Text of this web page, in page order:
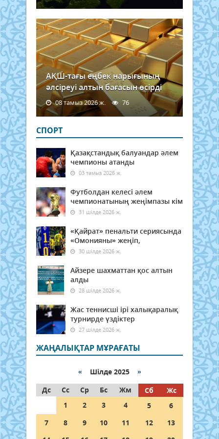
Ал...
АҚШ-тағы еңбек нарығының
әлсіреуі алтын бағасын өсірді
08 тамыз 2026 ж. 76
СПОРТ
Қазақстандық балуандар әлем
чемпионы атанды
03 тамыз 2026 ж.
Футболдан келесі әлем
чемпионатының жеңімпазы кім
31 шілде 2026 ж.
«Қайрат» пенальти сериясында
«Омонияны» жеңіп,
30 шілде 2026 ж.
Айзере шахматтан қос алтын
алды
28 шілде 2026 ж.
Жас теннисші ірі халықаралық
турнирде үздіктер
27 шілде 2026 ж.
ЖАҢАЛЫҚТАР МҰРАҒАТЫ
« Шілде 2025 »
Дс
Сс Ср Бс Жм Сб
Жс
1
2 3 4 5
6
7
8 9 10 11 12
13